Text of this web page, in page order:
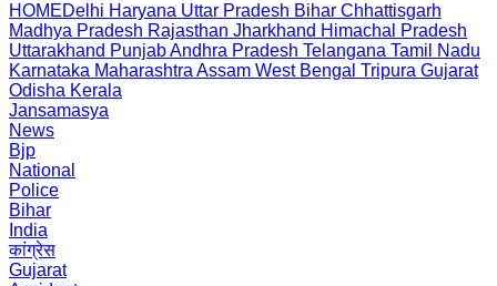
HOMEDelhi Haryana Uttar Pradesh Bihar Chhattisgarh
Madhya Pradesh Rajasthan Jharkhand Himachal Pradesh
Uttarakhand PunjabAndhra Pradesh Telangana Tamil Nadu
Karnataka Maharashtra Assam West Bengal Tripura Gujarat
Odisha Kerala
Jansamasya
News
Bjp
National
Police
Bihar
India
कांग्रेस
Gujarat